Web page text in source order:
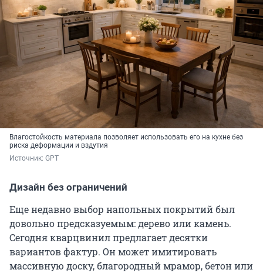
Влагостойкость материала позволяет использовать его на кухне без
риска деформации и вздутия
Источник: GPT
Дизайн без ограничений
Еще недавно выбор напольных покрытий был
довольно предсказуемым: дерево или камень.
Сегодня кварцвинил предлагает десятки
вариантов фактур. Он может имитировать
массивную доску, благородный мрамор, бетон или